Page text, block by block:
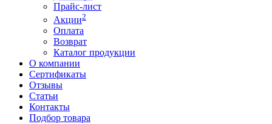
Прайс-лист
Акции2
Оплата
Возврат
Каталог продукции
О компании
Сертификаты
Отзывы
Статьи
Контакты
Подбор товара